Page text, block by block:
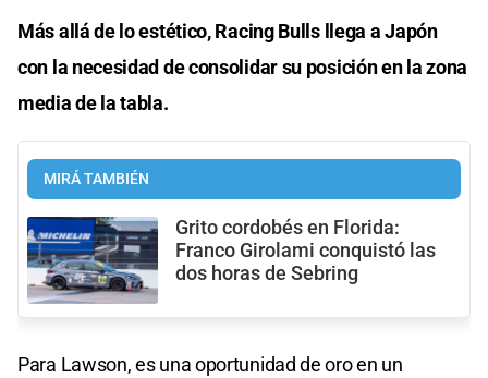
Más allá de lo estético, Racing Bulls llega a Japón
con la necesidad de consolidar su posición en la zona
media de la tabla.
MIRÁ TAMBIÉN
Grito cordobés en Florida:
Franco Girolami conquistó las
dos horas de Sebring
Para Lawson, es una oportunidad de oro en un